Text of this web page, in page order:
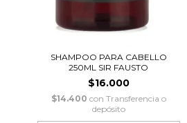
SHAMPOO PARA CABELLO
250ML SIR FAUSTO
$16.000
$14.400 con Transferencia o
depósito